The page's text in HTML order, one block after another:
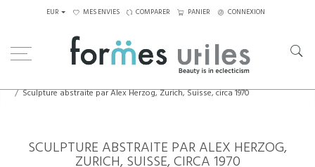
EUR MES ENVIES COMPARER PANIER CONNEXION
Sculpture abstraite par Alex Herzog, Zurich, Suisse, circa 1970
SCULPTURE ABSTRAITE PAR ALEX HERZOG,
ZURICH, SUISSE, CIRCA 1970